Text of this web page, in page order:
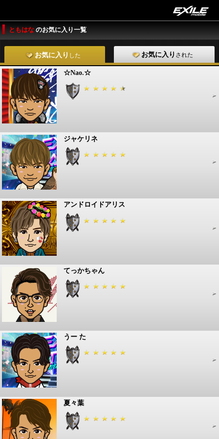
ともはな のお気に入り一覧
お気に入り した お気に入り された
☆Nao.☆
ジャケリネ
アンドロイドアリス
てっかちゃん
うー た
夏々葉